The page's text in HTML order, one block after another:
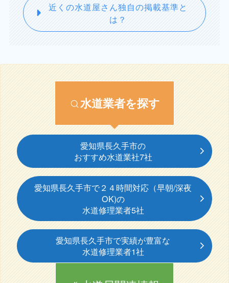
近くの水道屋さん独自の掲載基準と
は？
水道業者を探す
愛知県長久手市の
おすすめ水道業社7社
愛知県長久手市で２４時間対応（早朝/深夜
OK)の
水道修理業者5社
愛知県長久手市で実績が豊富な
水道修理業者1社